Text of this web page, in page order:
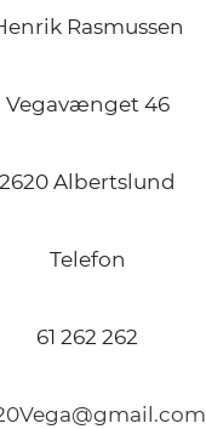
Rasmussen
Vegavænget 46
2620 Albertslund
Telefon
61 262 262